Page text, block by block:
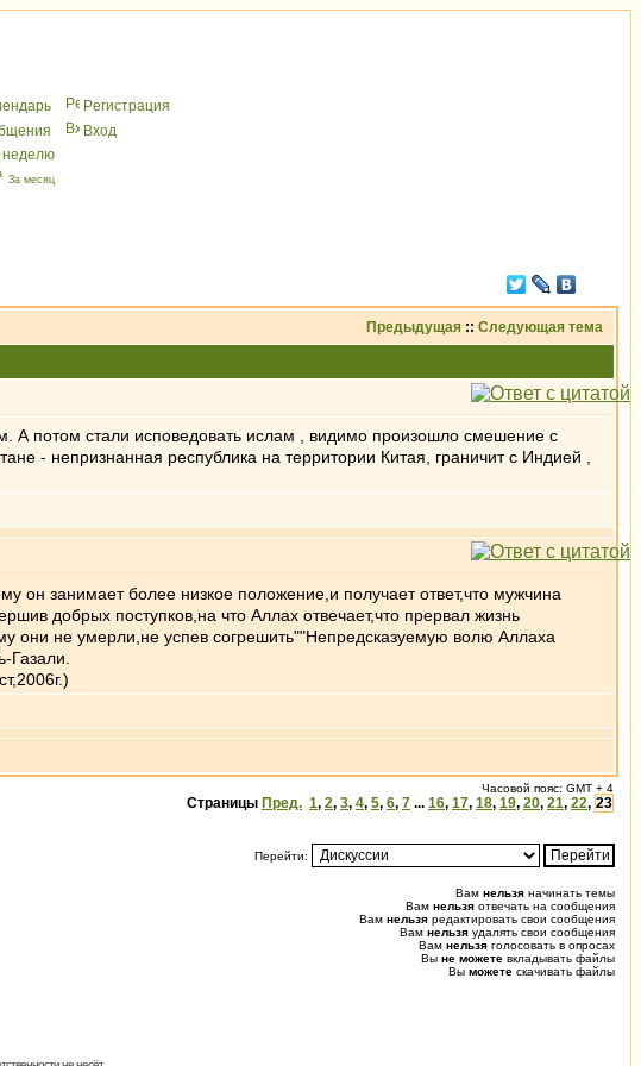
Peгиcтрaция
Вхoд
неделю
За месяц
Предыдущая :: Следующая тема
А потом стали исповедовать ислам , видимо произошло смешение с
- непризнанная республика на территории Китая, граничит с Индией ,
он занимает более низкое положение,и получает ответ,что мужчина
добрых поступков,на что Аллах отвечает,что прервал жизнь
они не умерли,не успев согрешить""Непредсказуемую волю Аллаха
Газали.
Часовой пояс: GMT + 4
Страницы Пред. 1, 2, 3, 4, 5, 6, 7 ... 16, 17, 18, 19, 20, 21, 22, 23
Перейти:
Вам нельзя начинать темы
Вам нельзя отвечать на сообщения
Вам нельзя редактировать свои сообщения
Вам нельзя удалять свои сообщения
Вам нельзя голосовать в опросах
Вы не можете вкладывать файлы
Вы можете скачивать файлы